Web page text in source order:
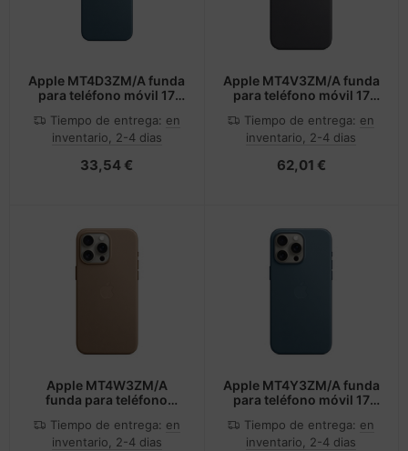
Apple MT4D3ZM/A funda
para teléfono móvil 17
Tiempo de entrega: en
inventario, 2-4 dias
33,54 €
Apple MT4V3ZM/A funda
para teléfono móvil 17
Tiempo de entrega: en
inventario, 2-4 dias
62,01 €
Apple MT4W3ZM/A
funda para teléfono
pardo
Tiempo de entrega: en
inventario, 2-4 dias
Apple MT4Y3ZM/A funda
para teléfono móvil 17
Tiempo de entrega: en
inventario, 2-4 dias